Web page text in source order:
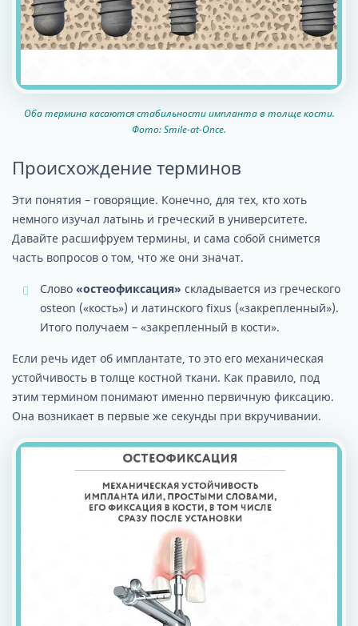
Оба термина касаются стабильности импланта в толще кости.
Фото: Smile-at-Once.
Происхождение терминов
Эти понятия – говорящие. Конечно, для тех, кто хоть
немного изучал латынь и греческий в университете.
Давайте расшифруем термины, и сама собой снимется
часть вопросов о том, что же они значат.
Слово «остеофиксация» складывается из греческого
osteon («кость») и латинского fixus («закрепленный»).
Итого получаем – «закрепленный в кости».
Если речь идет об имплантате, то это его механическая
устойчивость в толще костной ткани. Как правило, под
этим термином понимают именно первичную фиксацию.
Она возникает в первые же секунды при вкручивании.